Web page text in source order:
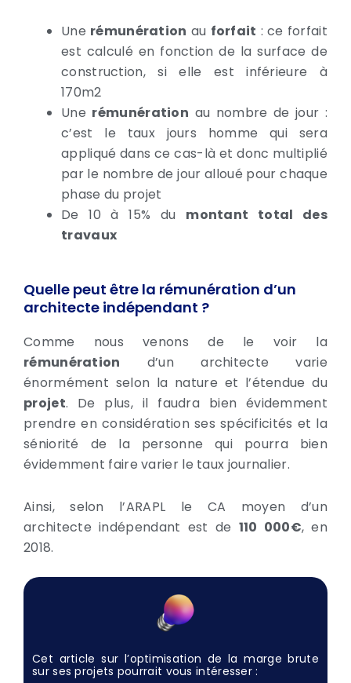
Une rémunération au forfait : ce forfait
est calculé en fonction de la surface de
construction, si elle est inférieure à
170m2
Une rémunération au nombre de jour :
c’est le taux jours homme qui sera
appliqué dans ce cas-là et donc multiplié
par le nombre de jour alloué pour chaque
phase du projet
De 10 à 15% du montant total des
travaux
Quelle peut être la rémunération d’un
architecte indépendant ?
Comme nous venons de le voir la
rémunération d’un architecte varie
énormément selon la nature et l’étendue du
projet. De plus, il faudra bien évidemment
prendre en considération ses spécificités et la
séniorité de la personne qui pourra bien
évidemment faire varier le taux journalier.
Ainsi, selon l’ARAPL le CA moyen d’un
architecte indépendant est de 110 000€, en
2018.
Cet article sur l’optimisation de la marge brute
sur ses projets pourrait vous intéresser :